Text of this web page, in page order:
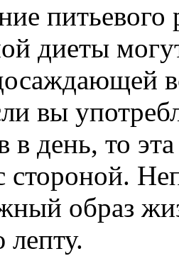
питьевого
диеты
вы
в день, то
стороной.
образ
лепту.